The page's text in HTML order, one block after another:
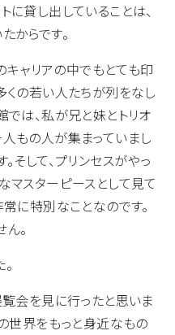
に貸し出していることは、
からです。
ャリアの中でもとても印
くの若い人たちが列をなし
では、私が兄と妹とトリオ
もの人が集まっていまし
そして、プリンセスがやっ
マスターピースとして見て
に特別なことなのです。
。
会を見に行ったと思いま
世界をもっと身近なもの